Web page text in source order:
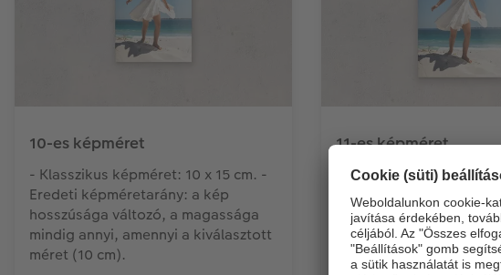
10-es képméret
- Klasszikus képméret: 10 x 15 cm. -
Eredeti képméretarány: a kép
hosszúsága változó, a magassága
mindig annyi, amennyi a kiválasztott
méret (10 cm).
11-es képméret
- Klasszikus képméret:
Eredeti képméretarány:
hosszúsága változó, a
mindig annyi, amennyi
méret (11 cm).